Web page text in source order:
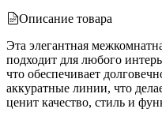
Описание товара
Эта элегантная
подходит для любого
что обеспечивает
аккуратные линии, что
ценит качество, стиль и